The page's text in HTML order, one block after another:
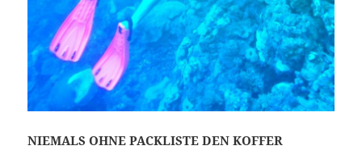
NIEMALS OHNE PACKLISTE DEN KOFFER